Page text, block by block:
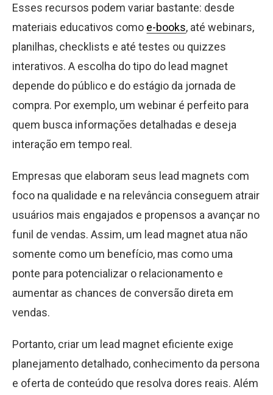
Esses recursos podem variar bastante: desde
materiais educativos como e-books, até webinars,
planilhas, checklists e até testes ou quizzes
interativos. A escolha do tipo do lead magnet
depende do público e do estágio da jornada de
compra. Por exemplo, um webinar é perfeito para
quem busca informações detalhadas e deseja
interação em tempo real.
Empresas que elaboram seus lead magnets com
foco na qualidade e na relevância conseguem atrair
usuários mais engajados e propensos a avançar no
funil de vendas. Assim, um lead magnet atua não
somente como um benefício, mas como uma
ponte para potencializar o relacionamento e
aumentar as chances de conversão direta em
vendas.
Portanto, criar um lead magnet eficiente exige
planejamento detalhado, conhecimento da persona
e oferta de conteúdo que resolva dores reais. Além